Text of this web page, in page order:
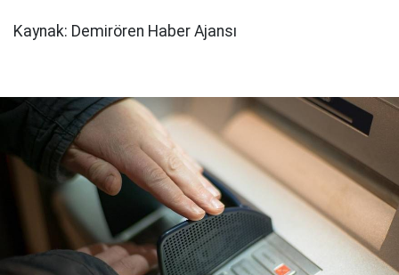
Kaynak: Demirören Haber Ajansı